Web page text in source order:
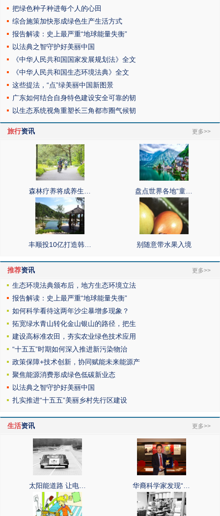
把绿色种子种进每个人的心田
综合施策加快形成绿色生产生活方式
报告解读：史上最严重“地球能量失衡”
以法典之智守护好美丽中国
《中华人民共和国国家发展规划法》全文
《中华人民共和国生态环境法典》全文
这些提法，“点”绿美丽中国新图景
广东如何结合自身特色建设安全可靠的韧
以生态系统视角重塑长三角都市圈气候韧
旅行资讯 更多>>
森林疗养将成养生… 盘点世界各地“童…
丰顺投10亿打造韩… 别随意带水果入境
推荐资讯 更多>>
生态环境法典颁布后，地方生态环境立法
报告解读：史上最严重“地球能量失衡”
如何科学看待这两年沙尘暴增多现象？
拓宽绿水青山转化金山银山的路径，把生
建设高标准农田，夯实农业绿色技术应用
“十五五”时期如何深入推进新污染物治
政策保障+技术创新，协同赋能未来能源产
聚焦能源消费形成绿色低碳新业态
以法典之智守护好美丽中国
扎实推进“十五五”美丽乡村先行区建设
生活资讯 更多>>
太阳能道路 让电… 华裔科学家发现“…